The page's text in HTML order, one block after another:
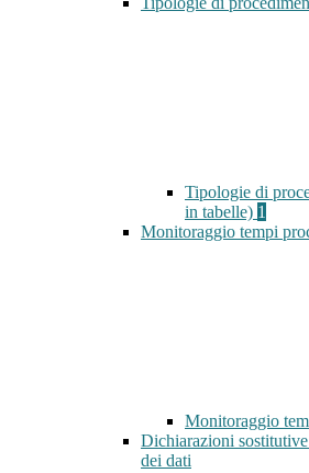
Tipologie di
in tabelle) 1
Monitoraggio tempi
Monitoraggio
Dichiarazioni
dei dati